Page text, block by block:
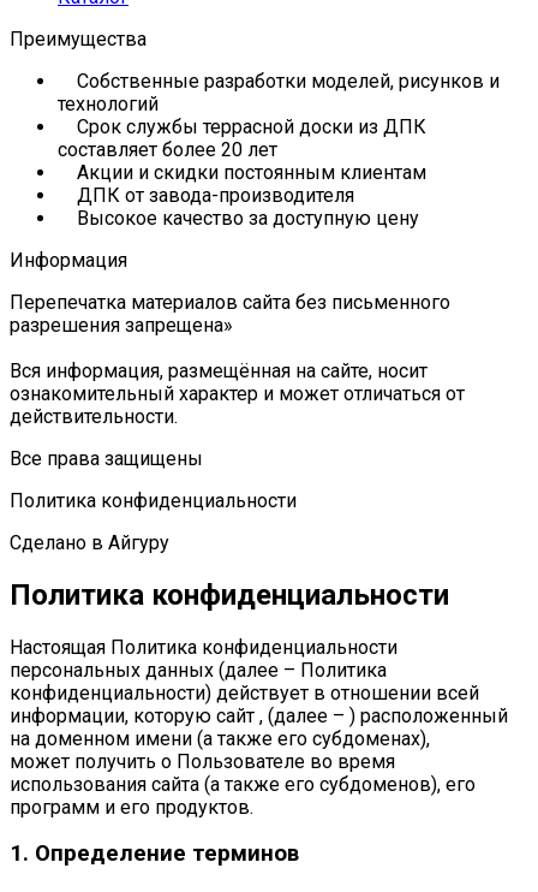
Преимущества
Собственные разработки моделей, рисунков и
технологий
Срок службы террасной доски из ДПК
составляет более 20 лет
Акции и скидки постоянным клиентам
ДПК от завода-производителя
Высокое качество за доступную цену
Информация
Перепечатка материалов сайта без письменного
разрешения запрещена»
Вся информация, размещённая на сайте, носит
ознакомительный характер и может отличаться от
действительности.
Все права защищены
Политика конфиденциальности
Сделано в Айгуру
Политика конфиденциальности
Настоящая Политика конфиденциальности
персональных данных (далее – Политика
конфиденциальности) действует в отношении всей
информации, которую сайт , (далее – ) расположенный
на доменном имени (а также его субдоменах),
может получить о Пользователе во время
использования сайта (а также его субдоменов), его
программ и его продуктов.
1. Определение терминов